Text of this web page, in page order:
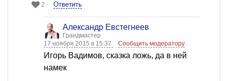
2 Ответить
Александр Евстегнеев
Грандмастер
17 ноября 2015 в 15:37
Сообщить модератору
Игорь Вадимов, сказка ложь, да в ней
намек